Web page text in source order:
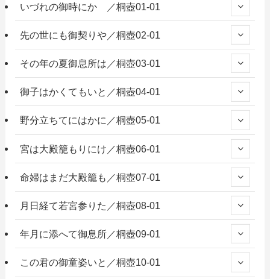
いづれの御時にか ／桐壺01-01
先の世にも御契りや／桐壺02-01
その年の夏御息所は／桐壺03-01
御子はかくてもいと／桐壺04-01
野分立ちてにはかに／桐壺05-01
宮は大殿籠もりにけ／桐壺06-01
命婦はまだ大殿籠も／桐壺07-01
月日経て若宮参りた／桐壺08-01
年月に添へて御息所／桐壺09-01
この君の御童姿いと／桐壺10-01